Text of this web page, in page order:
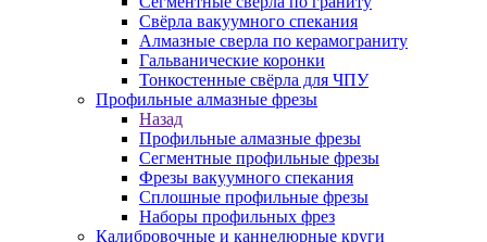
Свёрла вакуумного спекания
Алмазные сверла по керамограниту
Гальванические коронки
Тонкостенные свёрла для ЧПУ
Профильные алмазные фрезы
Назад
Профильные алмазные фрезы
Сегментные профильные фрезы
Фрезы вакуумного спекания
Сплошные профильные фрезы
Наборы профильных фрез
Калибровочные и каннелюрные круги